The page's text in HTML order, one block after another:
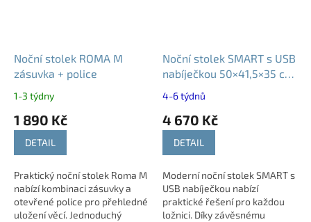
Noční stolek ROMA M
zásuvka + police
1-3 týdny
1 890 Kč
DETAIL
Praktický noční stolek Roma M
nabízí kombinaci zásuvky a
otevřené police pro přehledné
uložení věcí. Jednoduchý
Noční stolek SMART s USB
nabíječkou 50×41,5×35 cm
– závěsný | různé dekory
4-6 týdnů
4 670 Kč
DETAIL
Moderní noční stolek SMART s
USB nabíječkou nabízí
praktické řešení pro každou
ložnici. Díky závěsnému